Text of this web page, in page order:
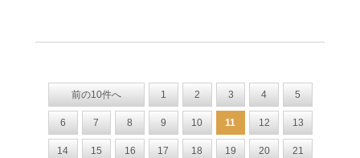
前の10件へ 1 2 3 4 5
6 7 8 9 10 11 12 13
14 15 16 17 18 19 20 21